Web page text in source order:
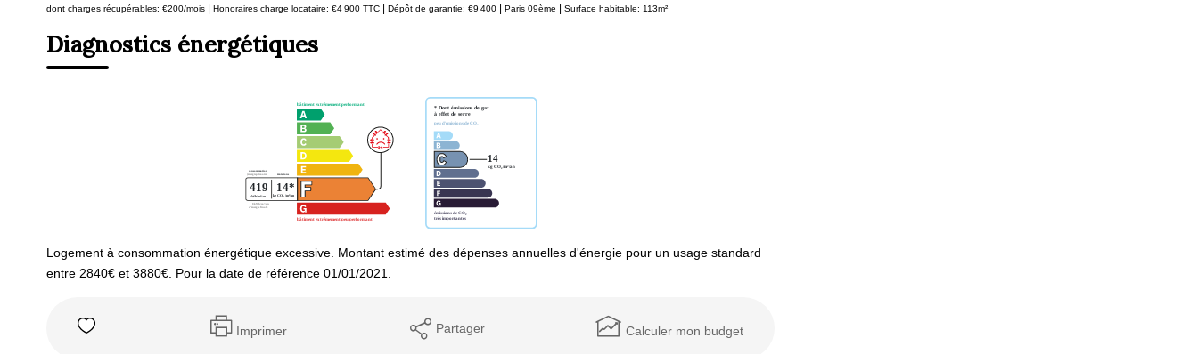
dont charges récupérables: €200/mois Honoraires charge locataire: €4 900 TTC Dépôt de garantie: €9 400 Paris 09ème Surface habitable: 113m²
Diagnostics énergétiques
Logement à consommation énergétique excessive. Montant estimé des dépenses annuelles d'énergie pour un usage standard
entre 2840€ et 3880€. Pour la date de référence 01/01/2021.
Imprimer Partager Calculer mon budget